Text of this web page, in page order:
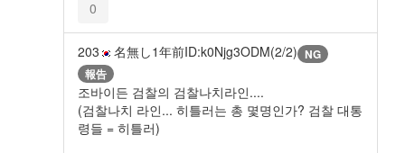
0
203 名無し1年前ID:k0Njg3ODM(2/2) NG
報告
조바이든 검찰의 검찰나치라인....
(검찰나치 라인... 히틀러는 총 몇명인가? 검찰 대통
령들 = 히틀러)